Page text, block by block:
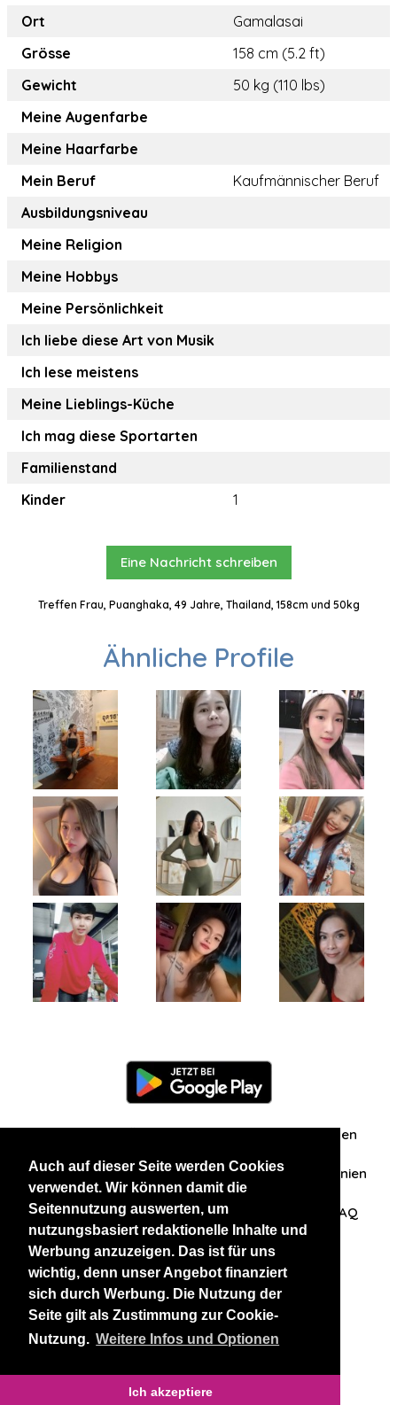
Auch auf dieser Seite werden Cookies
verwendet. Wir können damit die
Seitennutzung auswerten, um
nutzungsbasiert redaktionelle Inhalte und
Werbung anzuzeigen. Das ist für uns
wichtig, denn unser Angebot finanziert
sich durch Werbung. Die Nutzung der
Seite gilt als Zustimmung zur Cookie-
Nutzung. Weitere Infos und Optionen
Ich akzeptiere
Ort
Gamalasai
Grösse
158 cm (5.2 ft)
Gewicht
50 kg (110 lbs)
Meine Augenfarbe
Meine Haarfarbe
Mein Beruf
Kaufmännischer Beruf
Ausbildungsniveau
Meine Religion
Meine Hobbys
Meine Persönlichkeit
Ich liebe diese Art von Musik
Ich lese meistens
Meine Lieblings-Küche
Ich mag diese Sportarten
Familienstand
Kinder
1
Eine Nachricht schreiben
Treffen Frau, Puanghaka, 49 Jahre, Thailand, 158cm und 50kg
Ähnliche Profile
Zuschriften/Erfahrungen
Datenschutzerklärung AGB Datenschutzrichtlinien
Nehmen Sie Kontakt mit uns auf FAQ
Unsere anderen Websites
BlackAndBeauties RussianKisses